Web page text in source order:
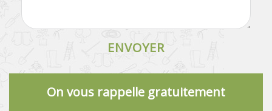
On vous rappelle gratuitement